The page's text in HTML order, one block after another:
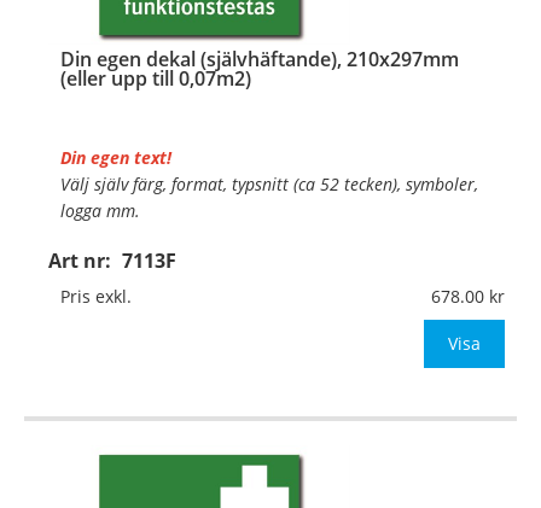
Din egen dekal (självhäftande), 210x297mm
(eller upp till 0,07m2)
Art nr: 7113F
Din egen text!
Välj själv färg, format, typsnitt (ca 52 tecken), symboler,
logga mm.
Material:Självhäftande folie
Mått:210x297mm (eller annat mått upp till 0,07m²)
Pris exkl. 678.00
Visa